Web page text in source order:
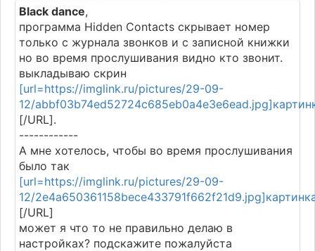
Black dance,
программа Hidden Contacts скрывает номер
только с журнала звонков и с записной книжки
но во время прослушивания видно кто звонит.
выкладываю скрин
[url=https://imglink.ru/pictures/29-09-
12/
[/URL].
------------
А мне хотелось, чтобы во время прослушивания
было так
[url=https://imglink.ru/pictures/29-09-
12/
[/URL]
может я что то не правильно делаю в
настройках? подскажите пожалуйста